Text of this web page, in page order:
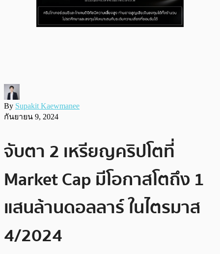
By Supakit Kaewmanee
กันยายน 9, 2024
จับตา 2 เหรียญคริปโตที่
Market Cap มีโอกาสโตถึง 1
แสนล้านดอลลาร์ ในไตรมาส
4/2024